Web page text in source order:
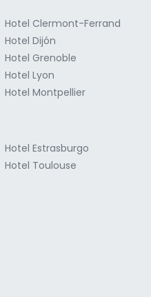
Hotel Clermont-Ferrand
Hotel Dijón
Hotel Grenoble
Hotel Lyon
Hotel Montpellier
Hotel Estrasburgo
Hotel Toulouse